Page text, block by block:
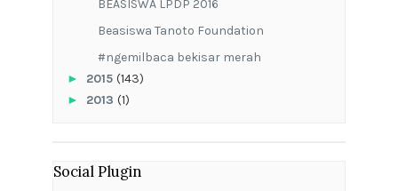
BEASISWA LPDP 2016
Beasiswa Tanoto Foundation
#ngemilbaca bekisar merah
► 2015 (143)
► 2013 (1)
Social Plugin